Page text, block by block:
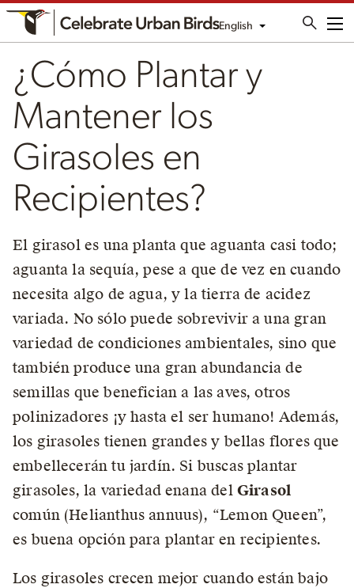
English
¿Cómo Plantar y
Mantener los
Girasoles en
Recipientes?
El girasol es una planta que aguanta casi todo;
aguanta la sequía, pese a que de vez en cuando
necesita algo de agua, y la tierra de acidez
variada. No sólo puede sobrevivir a una gran
variedad de condiciones ambientales, sino que
también produce una gran abundancia de
semillas que benefician a las aves, otros
polinizadores ¡y hasta el ser humano! Además,
los girasoles tienen grandes y bellas flores que
embellecerán tu jardín. Si buscas plantar
girasoles, la variedad enana del Girasol
común (Helianthus annuus), “Lemon Queen”,
es buena opción para plantar en recipientes.
Los girasoles crecen mejor cuando están bajo